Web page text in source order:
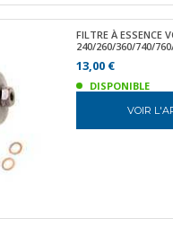
FILTRE À ESSENCE
240/260/360/740/
13,00 €
DISPONIBLE
VOIR